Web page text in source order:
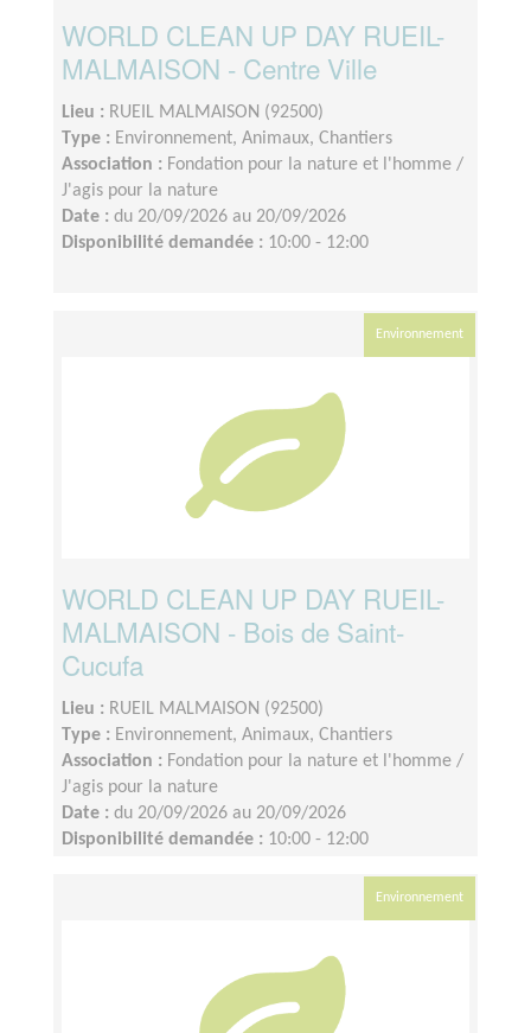
WORLD CLEAN UP DAY RUEIL-
MALMAISON - Centre Ville
Lieu : RUEIL MALMAISON (92500)
Type : Environnement, Animaux, Chantiers
Association : Fondation pour la nature et l'homme /
J'agis pour la nature
Date : du 20/09/2026 au 20/09/2026
Disponibilité demandée : 10:00 - 12:00
Environnement
WORLD CLEAN UP DAY RUEIL-
MALMAISON - Bois de Saint-
Cucufa
Lieu : RUEIL MALMAISON (92500)
Type : Environnement, Animaux, Chantiers
Association : Fondation pour la nature et l'homme /
J'agis pour la nature
Date : du 20/09/2026 au 20/09/2026
Disponibilité demandée : 10:00 - 12:00
Environnement